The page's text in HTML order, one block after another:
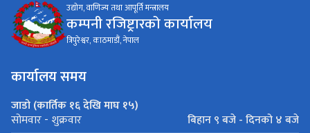
उद्योग, वाणिज्य तथा आपूर्ति मन्त्रालय
कम्पनी रजिष्ट्रारको कार्यालय
त्रिपुरेश्वर, काठमाडौं, नेपाल
कार्यालय समय
जाडो (कार्तिक १६ देखि माघ १५)
सोमवार - शुक्रवार
बिहान ९ बजे - दिनको ४ बजे